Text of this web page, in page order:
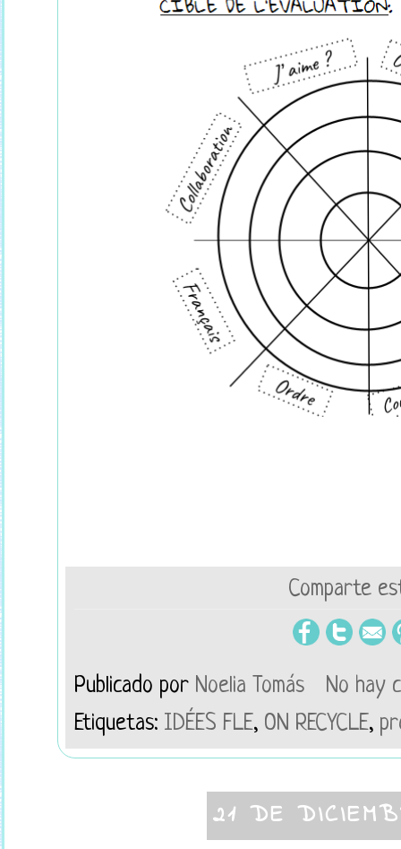
Comparte
Publicado por Noelia Tomás
No hay
Etiquetas: IDÉES FLE, ON RECYCLE,
21 DE